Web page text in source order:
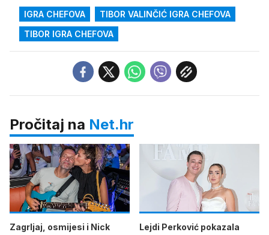
IGRA CHEFOVA
TIBOR VALINČIĆ IGRA CHEFOVA
TIBOR IGRA CHEFOVA
Pročitaj na Net.hr
Zagrljaj, osmijesi i Nick
Lejdi Perković pokazala